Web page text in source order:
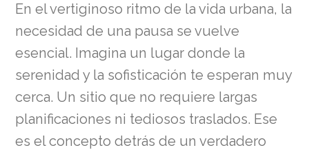
En el vertiginoso ritmo de la vida urbana, la
necesidad de una pausa se vuelve
esencial. Imagina un lugar donde la
serenidad y la sofisticación te esperan muy
cerca. Un sitio que no requiere largas
planificaciones ni tediosos traslados. Ese
es el concepto detrás de un verdadero